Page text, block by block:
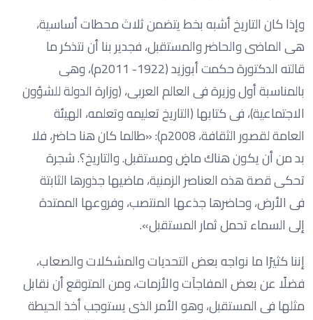
وإذا كان التاريخ أشبه بخط يتضمن ثلاث محطات أساسية،
هى الماضى والحاضر والمستقبل، فجدير بنا أن نتذكر ما
قالته الدكتورة حكمت أبوزيد (1922- 2011م)، وهى
بالمناسبة أول وزيرة فى العالم العربى، (وزارة الدولة للشؤون
الاجتماعية)، فى كتابها (التاريخ تعليمه وتعلمه، الهيئة
العامة لقصور الثقافة، 2008م): «طالما كان هنا حاضر، فلا
بد من أن يكون هناك ماضٍ ومستقبل. والتاريخ؟. شجرة
تحكى قصة هذه العناصر الزمنية، ماضيها جذورها الثابتة
فى الأرض، وحاضرها جذعها المنتصب، وفروعها الممتدة
إلى السماء تحمل ثمار المستقبل».
إننا كثيرًا ما نواجه بعض التحديات والمشكلات والصعاب،
فضلًا عن بعض المفاجآت والأزمات، ومن المتوقع أن نقابل
مثلها فى المستقبل، وهو الأمر الذى يستوجب أخذ الحيطة